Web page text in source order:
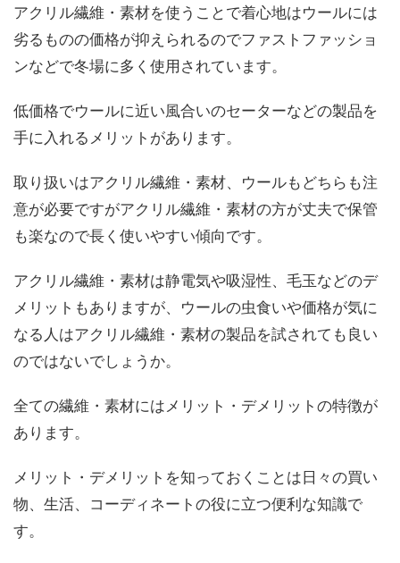
アクリル繊維・素材を使うことで着心地はウールには
劣るものの価格が抑えられるのでファストファッショ
ンなどで冬場に多く使用されています。
低価格でウールに近い風合いのセーターなどの製品を
手に入れるメリットがあります。
取り扱いはアクリル繊維・素材、ウールもどちらも注
意が必要ですがアクリル繊維・素材の方が丈夫で保管
も楽なので長く使いやすい傾向です。
アクリル繊維・素材は静電気や吸湿性、毛玉などのデ
メリットもありますが、ウールの虫食いや価格が気に
なる人はアクリル繊維・素材の製品を試されても良い
のではないでしょうか。
全ての繊維・素材にはメリット・デメリットの特徴が
あります。
メリット・デメリットを知っておくことは日々の買い
物、生活、コーディネートの役に立つ便利な知識で
す。